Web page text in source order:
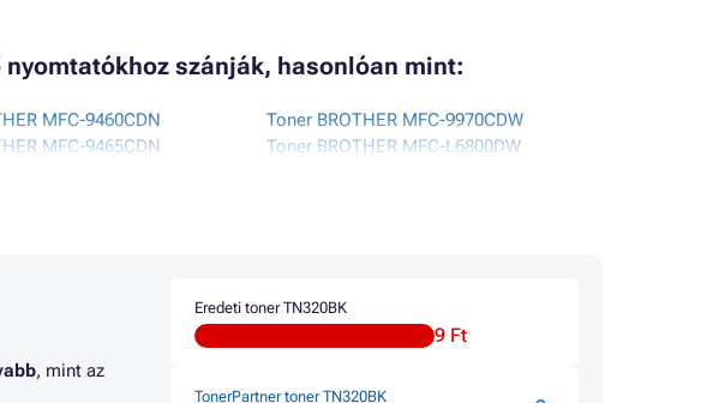
nyomtatókhoz szánják, hasonlóan mint:
MFC-9460CDN
MFC-9465CDN
Toner BROTHER MFC-9970CDW
Toner BROTHER MFC-L6800DW
, mint az
Eredeti toner TN320BK
9 Ft
TonerPartner toner TN320BK